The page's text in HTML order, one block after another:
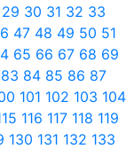
29 30 31 32 33
47 48 49 50 51
65 66 67 68 69
83 84 85 86 87
101 102 103 104
116 117 118 119
130 131 132 133